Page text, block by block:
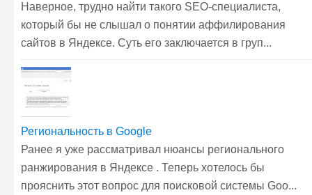
Наверное, трудно найти такого SEO-специалиста,
который бы не слышал о понятии аффилирования
сайтов в Яндексе. Суть его заключается в груп...
Региональность в Google
Ранее я уже рассматривал нюансы регионального
ранжирования в Яндексе . Теперь хотелось бы
прояснить этот вопрос для поисковой системы Goo...